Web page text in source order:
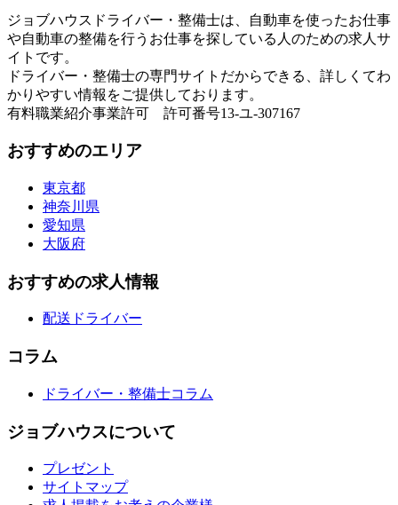
ジョブハウスドライバー・整備士は、自動車を使ったお仕事
や自動車の整備を行うお仕事を探している人のための求人サ
イトです。
ドライバー・整備士の専門サイトだからできる、詳しくてわ
かりやすい情報をご提供しております。
有料職業紹介事業許可 許可番号13-ユ-307167
おすすめのエリア
東京都
神奈川県
愛知県
大阪府
おすすめの求人情報
配送ドライバー
コラム
ドライバー・整備士コラム
ジョブハウスについて
プレゼント
サイトマップ